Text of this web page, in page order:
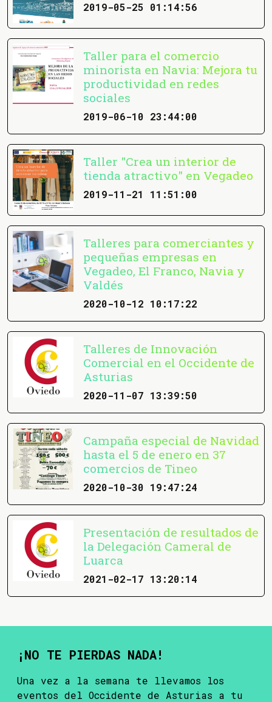
2019-05-25 01:14:56
Taller para el comercio
minorista en Navia: Mejora tu
productividad en redes
sociales
2019-06-10 23:44:00
Taller "Crea un interior de
tienda atractivo" en Vegadeo
2019-11-21 11:51:00
Talleres para comerciantes y
pequeñas empresas en
Vegadeo, El Franco, Navia y
Valdés
2020-10-12 10:17:22
Talleres de Innovación
Comercial en el Occidente de
Asturias
2020-11-07 13:39:50
Campaña especial de Navidad
hasta el 5 de enero en 37
comercios de Tineo
2020-10-30 19:47:24
Presentación de resultados de
la Delegación Cameral de
Luarca
2021-02-17 13:20:14
¡NO TE PIERDAS NADA!
Una vez a la semana te llevamos los
eventos del Occidente de Asturias a tu